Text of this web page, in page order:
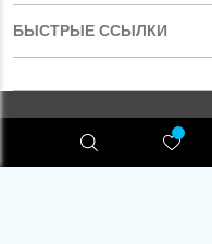
БЫСТРЫЕ ССЫЛКИ
RAILWAYMODEL.COM